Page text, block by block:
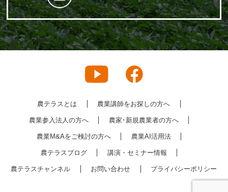
農テラスとは 農業講師をお探しの方へ
農業参入法人の方へ 農家･新規農業者の方へ
農業M&Aをご検討の方へ 農業AI活用法
農テラスブログ 講演・セミナー情報
農テラスチャンネル お問い合わせ プライバシーポリシー